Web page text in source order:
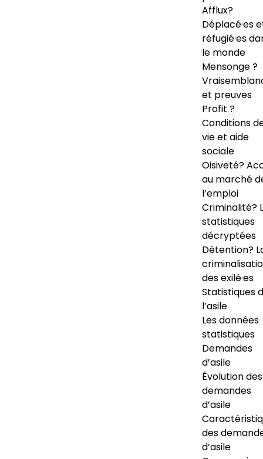
Afflux?
Déplacé·es
réfugié·es
le monde
Mensonge ?
et preuves
Profit ?
Conditions
vie et aide
sociale
Oisiveté?
au marché
l’emploi
Criminalité?
statistiques
décryptées
Détention?
des exilé·es
Statistiques
l’asile
Les données
statistiques
Demandes
d’asile
Évolution des
demandes
d’asile
des
d’asile